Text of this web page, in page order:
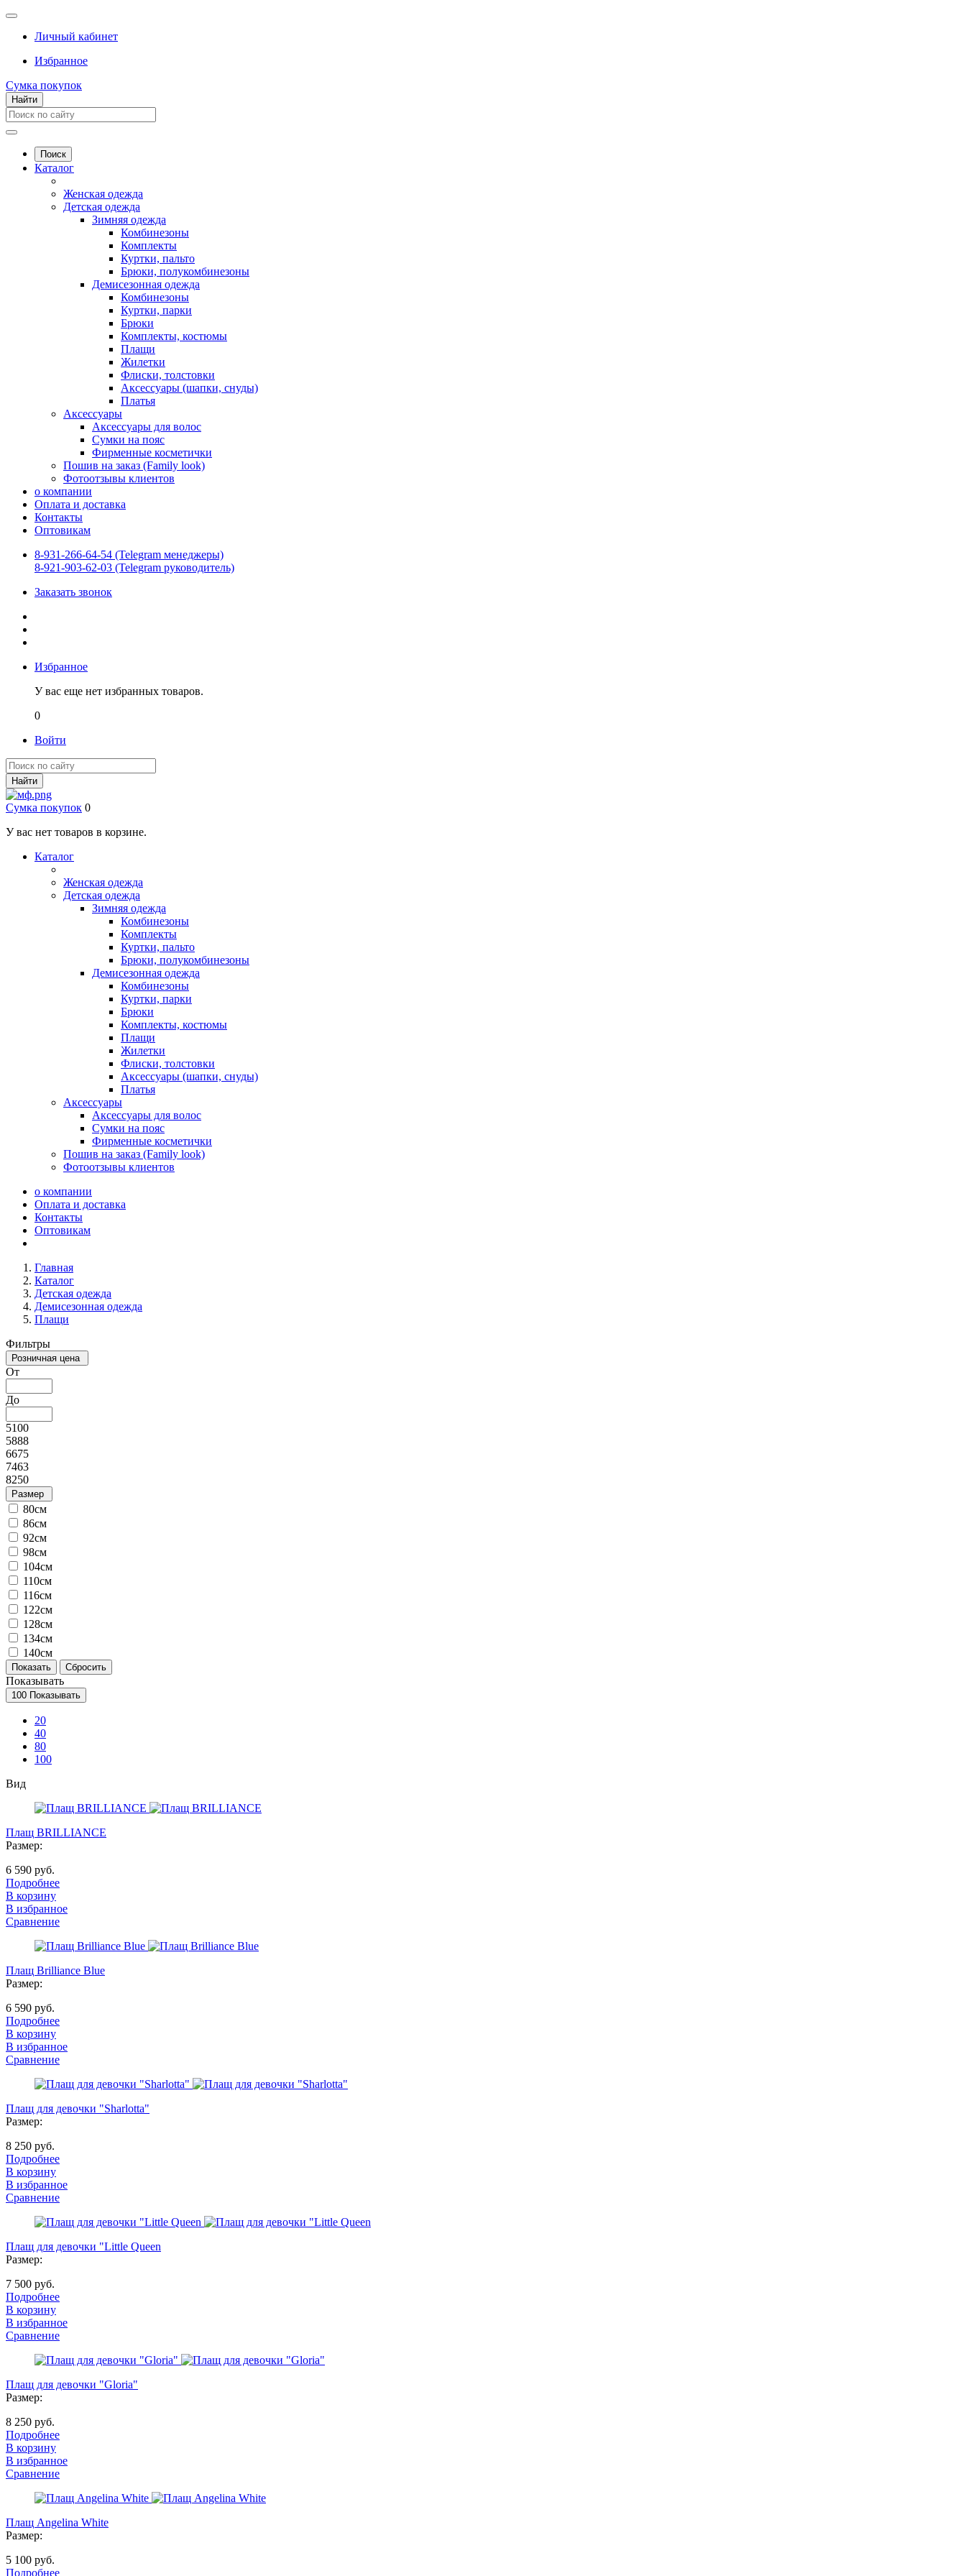
Личный кабинет
Избранное
Сумка покупок
Найти
Поиск
Каталог
Женская одежда
Детская одежда
Зимняя одежда
Комбинезоны
Комплекты
Куртки, пальто
Брюки, полукомбинезоны
Демисезонная одежда
Комбинезоны
Куртки, парки
Брюки
Комплекты, костюмы
Плащи
Жилетки
Флиски, толстовки
Аксессуары (шапки, снуды)
Платья
Аксессуары
Аксессуары для волос
Сумки на пояс
Фирменные косметички
Пошив на заказ (Family look)
Фотоотзывы клиентов
о компании
Оплата и доставка
Контакты
Оптовикам
8-931-266-64-54 (Telegram менеджеры)
8-921-903-62-03 (Telegram руководитель)
Заказать звонок
Избранное
У вас еще нет избранных товаров.
0
Войти
Найти
Сумка покупок 0
У вас нет товаров в корзине.
Каталог
Женская одежда
Детская одежда
Зимняя одежда
Комбинезоны
Комплекты
Куртки, пальто
Брюки, полукомбинезоны
Демисезонная одежда
Комбинезоны
Куртки, парки
Брюки
Комплекты, костюмы
Плащи
Жилетки
Флиски, толстовки
Аксессуары (шапки, снуды)
Платья
Аксессуары
Аксессуары для волос
Сумки на пояс
Фирменные косметички
Пошив на заказ (Family look)
Фотоотзывы клиентов
о компании
Оплата и доставка
Контакты
Оптовикам
Главная
Каталог
Детская одежда
Демисезонная одежда
Плащи
Фильтры
Розничная цена
От
До
5100
5888
6675
7463
8250
Размер
80см
86см
92см
98см
104см
110см
116см
122см
128см
134см
140см
Показывать
100 Показывать
20
40
80
100
Вид
Плащ BRILLIANCE
Размер:
6 590 руб.
Подробнее
В корзину
В избранное
Сравнение
Плащ Brilliance Blue
Размер:
6 590 руб.
Подробнее
В корзину
В избранное
Сравнение
Плащ для девочки "Sharlotta"
Размер:
8 250 руб.
Подробнее
В корзину
В избранное
Сравнение
Плащ для девочки "Little Queen
Размер:
7 500 руб.
Подробнее
В корзину
В избранное
Сравнение
Плащ для девочки "Gloria"
Размер:
8 250 руб.
Подробнее
В корзину
В избранное
Сравнение
Плащ Angelina White
Размер:
5 100 руб.
Подробнее